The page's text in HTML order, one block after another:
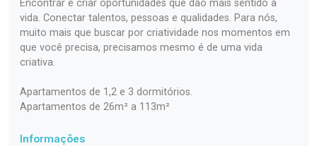
Encontrar e criar oportunidades que dão mais sentido à
vida. Conectar talentos, pessoas e qualidades. Para nós,
muito mais que buscar por criatividade nos momentos em
que você precisa, precisamos mesmo é de uma vida
criativa.
Apartamentos de 1,2 e 3 dormitórios.
Apartamentos de 26m² a 113m²
Informações